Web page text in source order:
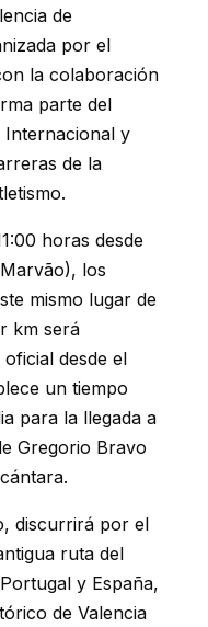
de
por el
la colaboración
parte del
Internacional y
de la
horas desde
los
mismo lugar de
km será
desde el
un tiempo
para la llegada a
Gregorio Bravo
discurrirá por el
ruta del
y España,
de Valencia